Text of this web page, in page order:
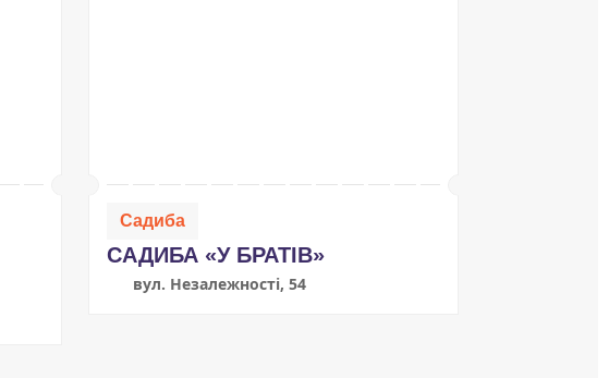
Садиба
САДИБА «У БРАТІВ»
вул. Незалежності, 54